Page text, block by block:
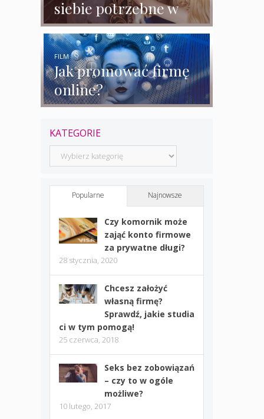
siebie potrzebne w
biznesie?
Jak promować firmę
online?
FILM
KATEGORIE
Kategorie
Popularne Najnowsze
Czy komornik może
zająć konto firmowe
za prywatne długi?
28 stycznia, 2020
Chcesz założyć
własną firmę?
Sprawdź, jakie studia
ci w tym pomogą!
25 czerwca, 2018
Seks bez zobowiązań
– czy to w ogóle
możliwe?
10 lutego, 2017